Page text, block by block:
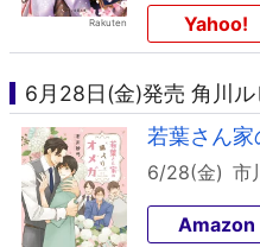
Yahoo!
6月28日(金)発売 角川
若葉さん
6/28(金) 市
Amazon